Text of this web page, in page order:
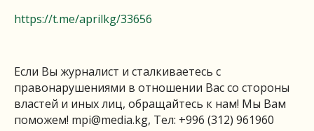
https://t.me/aprilkg/33656
Если Вы журналист и сталкиваетесь с
правонарушениями в отношении Вас со стороны
властей и иных лиц, обращайтесь к нам! Мы Вам
поможем! mpi@media.kg, Тел: +996 (312) 961960